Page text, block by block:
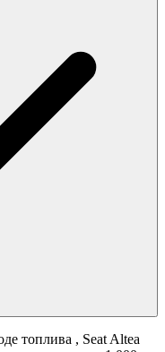
топлива , Seat Altea